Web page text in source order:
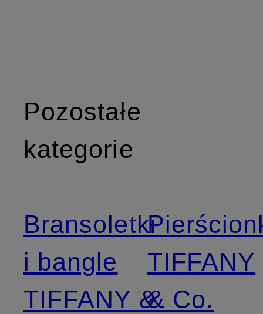
Pozostałe
kategorie
Bransoletki
i bangle
TIFFANY &
TIFFANY
& Co.